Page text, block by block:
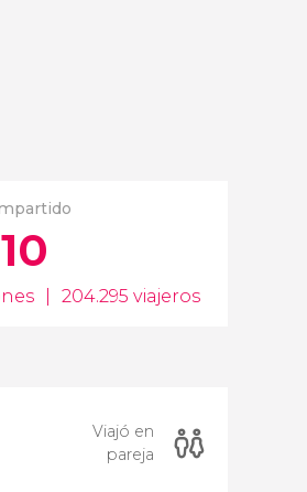
204.295 viajeros
Viajó en
pareja